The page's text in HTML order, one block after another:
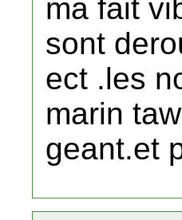
ma fait
sont
ect .les
marin
geant.et